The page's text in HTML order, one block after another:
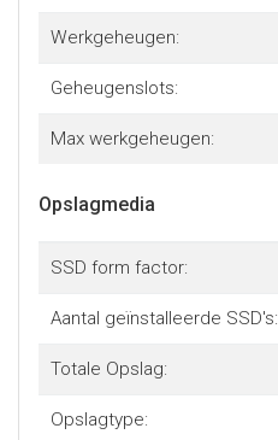
Werkgeheugen:
Geheugenslots:
Max werkgeheugen:
Opslagmedia
SSD form factor:
Aantal geïnstalleerde SSD's:
Totale Opslag:
Opslagtype: